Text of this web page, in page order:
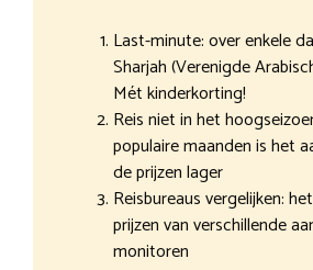
Last-minute: over enkele
Sharjah (Verenigde
Mét kinderkorting!
Reis niet in het
populaire maanden is het
de prijzen lager
Reisbureaus vergelijken:
prijzen van verschillende
monitoren